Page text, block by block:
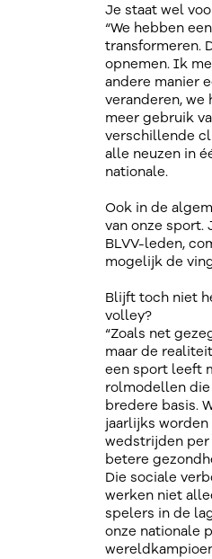
Je staat wel
“We hebben
transformeren.
opnemen. Ik
andere manier
veranderen, we
meer gebruik
verschillende
alle neuzen in
nationale.
Ook in de
van onze sport.
BLVV-leden,
mogelijk de
Blijft toch niet
volley?
“Zoals net
maar de
een sport leeft
rolmodellen
bredere basis.
jaarlijks
wedstrijden per
betere
Die sociale
werken niet
spelers in de
onze nationale